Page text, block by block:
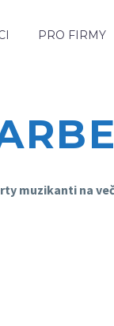
PRO FIRMY
muzikanti na